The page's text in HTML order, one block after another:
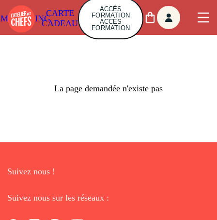
CARTE
CADEAU
ACCÈS
FORMATION
ACCÈS
FORMATION
La page demandée n'existe pas
Suivez nous !
Suivez nous sur les réseaux :